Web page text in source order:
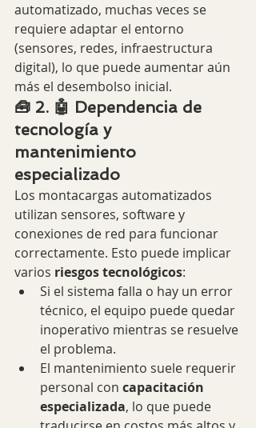
automatizado, muchas veces se
requiere adaptar el entorno
(sensores, redes, infraestructura
digital), lo que puede aumentar aún
más el desembolso inicial.
🧰 2. 🤖 Dependencia de
tecnología y
mantenimiento
especializado
Los montacargas automatizados
utilizan sensores, software y
conexiones de red para funcionar
correctamente. Esto puede implicar
varios riesgos tecnológicos:
Si el sistema falla o hay un error
técnico, el equipo puede quedar
inoperativo mientras se resuelve
el problema.
El mantenimiento suele requerir
personal con capacitación
especializada, lo que puede